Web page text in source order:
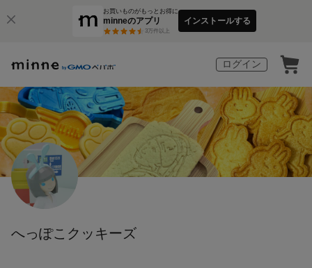
お買いものがもっとお得に
minneのアプリ
3万件以上
インストールする
ログイン
へっぽこクッキーズ